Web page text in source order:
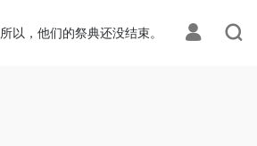
所以，他们的祭典还没结束。